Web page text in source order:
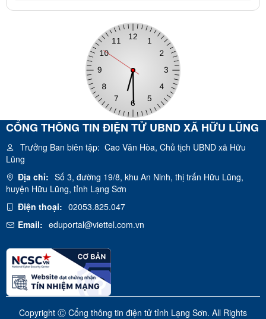
CỔNG THÔNG TIN ĐIỆN TỬ UBND XÃ HỮU LŨNG
Trưởng Ban biên tập: Cao Văn Hòa, Chủ tịch UBND xã Hữu
Lũng
Địa chỉ: Số 3, đường 19/8, khu An Ninh, thị trấn Hữu Lũng,
huyện Hữu Lũng, tỉnh Lạng Sơn
Điện thoại: 02053.825.047
Email: eduportal@viettel.com.vn
Copyright Ⓒ Cổng thông tin điện tử tỉnh Lạng Sơn. All Rights